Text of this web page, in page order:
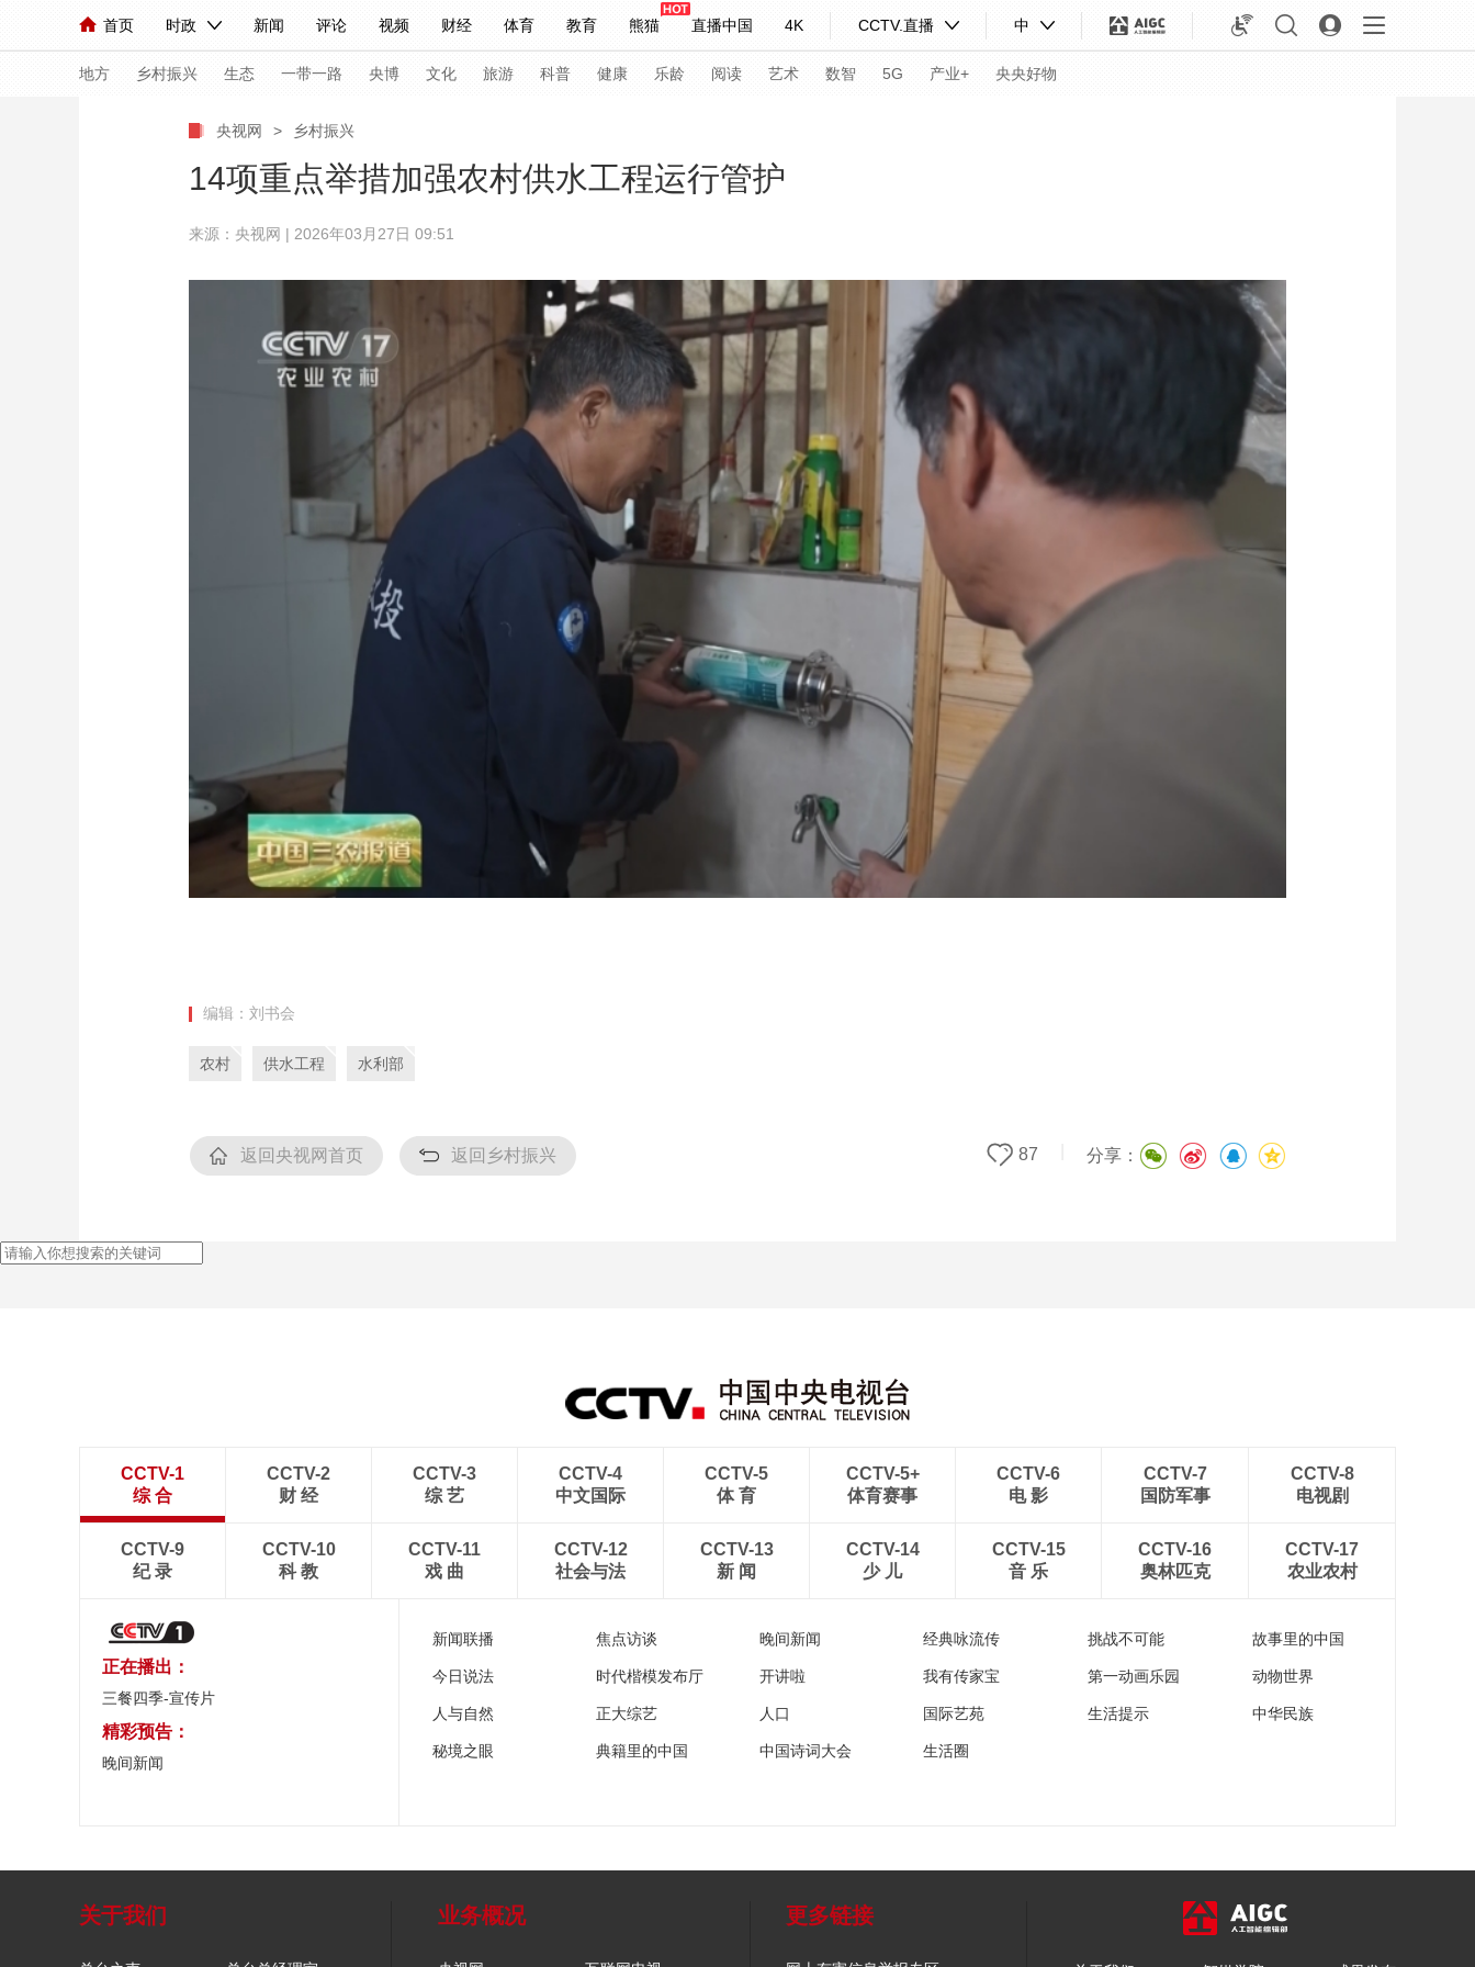
首页 时政 新闻 评论 视频 财经 体育 教育 熊猫 直播中国 4K CCTV.直播 中
人民领袖习近平 联播+ 中国领导人 央视快评 习式妙语 热解读 天天学习
直播 栏目大全 节目单 听音 微视频 主持人 下载央视影音
海外频道 iPanda English Монгол
地方 乡村振兴 生态 一带一路 央博 文化 旅游 科普 健康 乐龄 阅读 艺术 数智 5G 产业+ 央央好物
习式妙语 央视快评 央视网评 光华锐评 锋面
小央直播 直播中国 熊猫频道 VR/AR 4K专区 全景新闻
快看 蓝海中国 新兵请入列 人生第一次 人生第二次
2026年世界杯 2026年冬奥会 CBA 国际足球 网球 综合体育
生活体育大会 体育江湖 文化体育 冰雪道路 足球道路
生态环境 非遗 科普 健康
超级工厂 智敬中国 全民健康 颜选攻略 海洋 网展 央央好物
节目单
央视网 > 乡村振兴
14项重点举措加强农村供水工程运行管护
来源：央视网 | 2026年03月27日 09:51
编辑：刘书会
农村 供水工程 水利部
返回央视网首页 返回乡村振兴 分享：
87
CCTV-1
综 合
CCTV-2
财 经
CCTV-3
综 艺
CCTV-4
中文国际
CCTV-5
体 育
CCTV-5+
体育赛事
CCTV-6
电 影
CCTV-7
国防军事
CCTV-8
电视剧
CCTV-9
纪 录
CCTV-10
科 教
CCTV-11
戏 曲
CCTV-12
社会与法
CCTV-13
新 闻
CCTV-14
少 儿
CCTV-15
音 乐
CCTV-16
奥林匹克
CCTV-17
农业农村
正在播出：
三餐四季-宣传片
精彩预告：
晚间新闻
新闻联播 焦点访谈 晚间新闻 经典咏流传 挑战不可能 故事里的中国
今日说法 时代楷模发布厅 开讲啦 我有传家宝 第一动画乐园 动物世界
人与自然 正大综艺 人口 国际艺苑 生活提示 中华民族
秘境之眼 典籍里的中国 中国诗词大会 生活圈
关于我们 业务概况 更多链接